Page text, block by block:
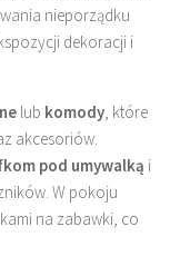
nieporządku
dekoracji i
lub komody, które
akcesoriów.
pod umywalką i
W pokoju
na zabawki, co